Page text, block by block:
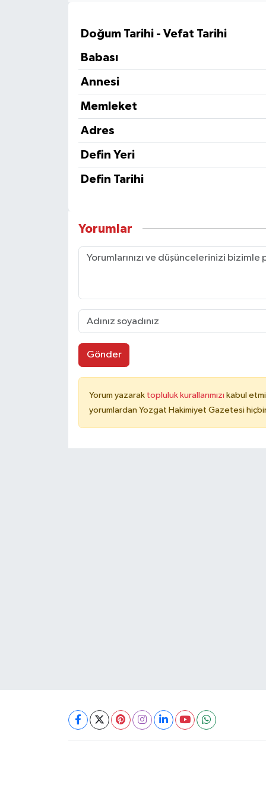
Doğum Tarihi - Vefat Tarihi
Babası
Annesi
Memleket
Adres
Defin Yeri
Defin Tarihi
Yorumlar
Gönder
Yorum yazarak topluluk kurallarımızı kabul
yorumlardan Yozgat Hakimiyet Gazetesi